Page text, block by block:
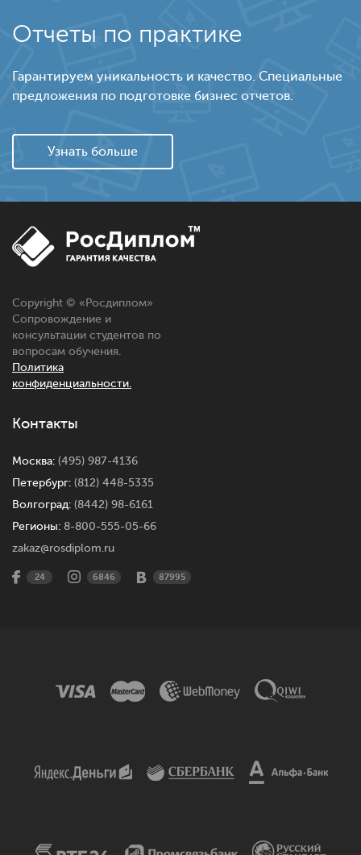
Отчеты по практике
Гарантируем уникальность и качество. Специальные
предложения по подготовке бизнес отчетов.
Узнать больше
Copyright © « Росдиплом»
Сопровождение и
консультации студентов по
вопросам обучения.
Политика
конфиденциальности.
Контакты
Москва: (495) 987-4136
Петербург: (812) 448-5335
Волгоград: (8442) 98-6161
Регионы: 8-800-555-05-66
zakaz@rosdiplom.ru
24 6846 87995